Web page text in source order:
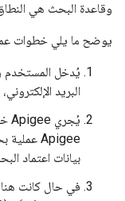
وقاعدة البحث هي
يوضح ما يلي خطوات
البريد
بيانات اعتماد